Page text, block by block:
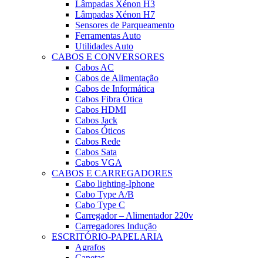
Lâmpadas Xénon H3
Lâmpadas Xénon H7
Sensores de Parqueamento
Ferramentas Auto
Utilidades Auto
CABOS E CONVERSORES
Cabos AC
Cabos de Alimentação
Cabos de Informática
Cabos Fibra Ótica
Cabos HDMI
Cabos Jack
Cabos Óticos
Cabos Rede
Cabos Sata
Cabos VGA
CABOS E CARREGADORES
Cabo lighting-Iphone
Cabo Type A/B
Cabo Type C
Carregador – Alimentador 220v
Carregadores Indução
ESCRITÓRIO-PAPELARIA
Agrafos